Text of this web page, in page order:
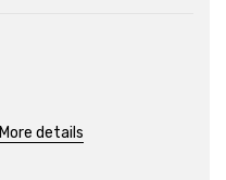
More details